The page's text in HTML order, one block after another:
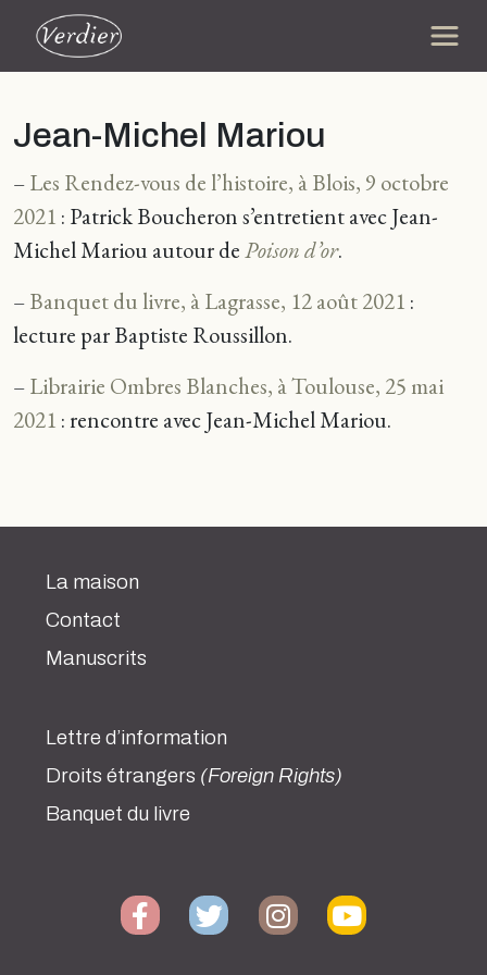
Jean-Michel Mariou
–Les Rendez-vous de l’histoire, à Blois, 9 octobre
2021 : Patrick Boucheron s’entretient avec Jean-
Michel Mariou autour dePoison d’or.
–Banquet du livre‬, à Lagrasse, 12 août 2021 :
lecture par Baptiste Roussillon.
–Librairie Ombres Blanches, à Toulouse, 25 mai
2021 : rencontre avec Jean-Michel Mariou.
La maison
Contact
Manuscrits
Lettre d’information
Droits étrangers (Foreign Rights)
Banquet du livre